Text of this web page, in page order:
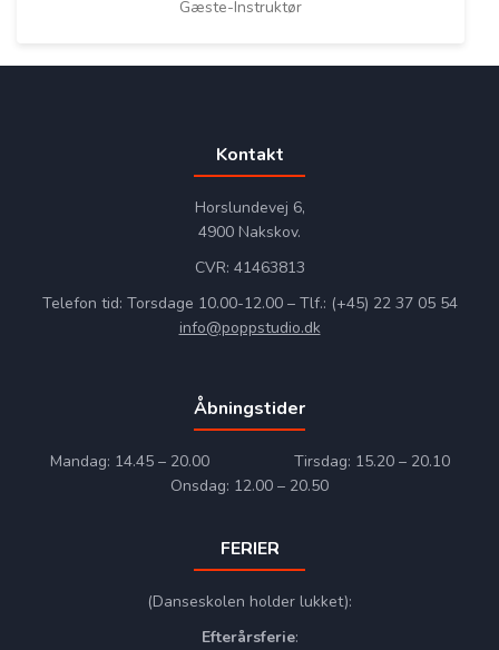
Gæste-Instruktør
Kontakt
Horslundevej 6,
4900 Nakskov.
CVR: 41463813
Telefon tid: Torsdage 10.00-12.00 – Tlf.: (+45) 22 37 05 54
info@poppstudio.dk
Åbningstider
Mandag: 14.45 – 20.00 Tirsdag: 15.20 – 20.10
Onsdag: 12.00 – 20.50
FERIER
(Danseskolen holder lukket):
Efterårsferie: